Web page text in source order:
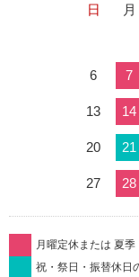
日 月
6 7
13 14
20 21
27 28
月曜定休または 夏
祝・祭日・振替休日